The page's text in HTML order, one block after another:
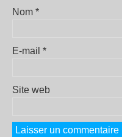
Nom *
E-mail *
Site web